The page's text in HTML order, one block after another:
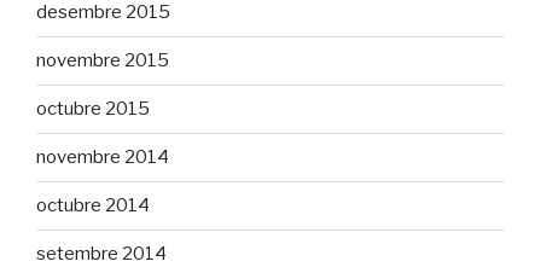
desembre 2015
novembre 2015
octubre 2015
novembre 2014
octubre 2014
setembre 2014